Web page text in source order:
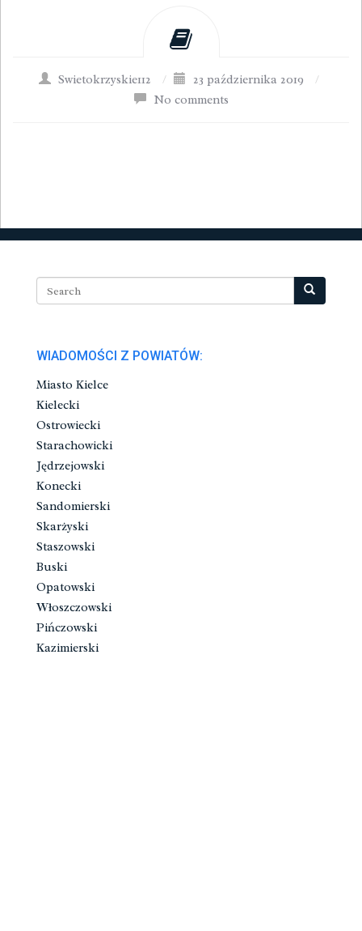
Swietokrzyskie112 / 23 października 2019
/
No comments
WIADOMOŚCI Z POWIATÓW:
Miasto Kielce
Kielecki
Ostrowiecki
Starachowicki
Jędrzejowski
Konecki
Sandomierski
Skarżyski
Staszowski
Buski
Opatowski
Włoszczowski
Pińczowski
Kazimierski